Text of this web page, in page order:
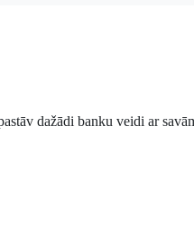
dažādi banku veidi ar